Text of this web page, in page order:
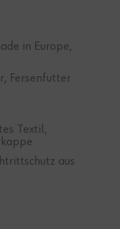
in Europe,
Fersenfutter
Textil,
aus